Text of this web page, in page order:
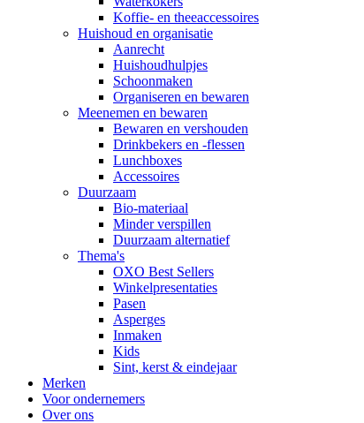
Koffie- en theeaccessoires
Huishoud en organisatie
Aanrecht
Huishoudhulpjes
Schoonmaken
Organiseren en bewaren
Meenemen en bewaren
Bewaren en vershouden
Drinkbekers en -flessen
Lunchboxes
Accessoires
Duurzaam
Bio-materiaal
Minder verspillen
Duurzaam alternatief
Thema's
OXO Best Sellers
Winkelpresentaties
Pasen
Asperges
Inmaken
Kids
Sint, kerst & eindejaar
Merken
Voor ondernemers
Over ons